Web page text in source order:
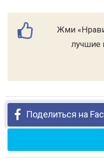
Жми
лучшие
Поделиться на